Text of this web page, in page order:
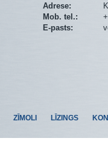
Adrese:
Mob. tel.:
E-pasts:
ZĪMOLI LĪZINGS